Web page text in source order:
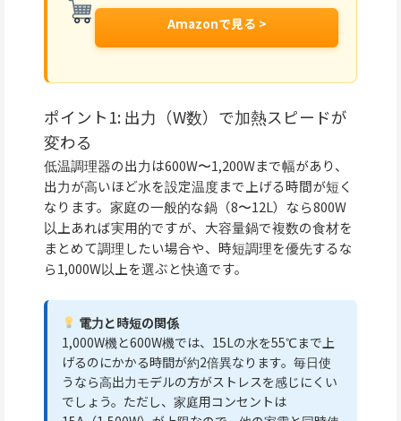
Amazonで見る >
ポイント1: 出力（W数）で加熱スピードが
変わる
低温調理器の出力は600W〜1,200Wまで幅があり、
出力が高いほど水を設定温度まで上げる時間が短く
なります。家庭の一般的な鍋（8〜12L）なら800W
以上あれば実用的ですが、大容量鍋で複数の食材を
まとめて調理したい場合や、時短調理を優先するな
ら1,000W以上を選ぶと快適です。
電力と時短の関係
1,000W機と600W機では、15Lの水を55℃まで上
げるのにかかる時間が約2倍異なります。毎日使
うなら高出力モデルの方がストレスを感じにくい
でしょう。ただし、家庭用コンセントは